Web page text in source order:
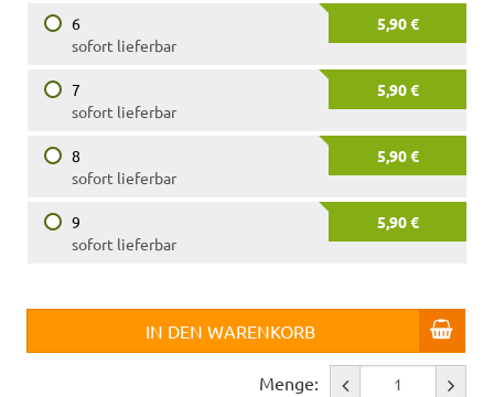
6
5,90 €
sofort lieferbar
7
5,90 €
sofort lieferbar
8
5,90 €
sofort lieferbar
9
5,90 €
sofort lieferbar
IN DEN WARENKORB
Menge: